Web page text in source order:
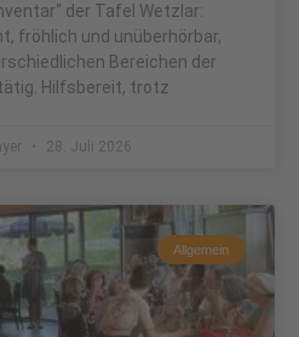
der Tafel Wetzlar:
fröhlich und unüberhörbar,
Bereichen der
Hilfsbereit, trotz
28. Juli 2026
Allgemein